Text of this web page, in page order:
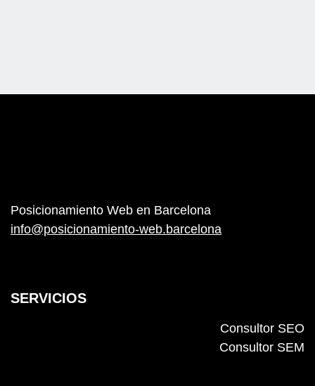
Posicionamiento Web en Barcelona
info@posicionamiento-web.barcelona
SERVICIOS
Consultor SEO
Consultor SEM